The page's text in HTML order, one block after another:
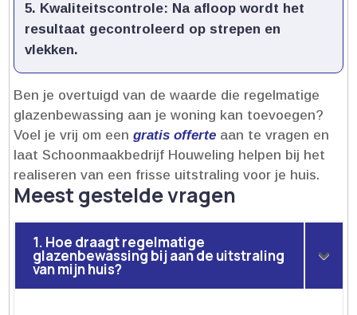
Kwaliteitscontrole: Na afloop wordt het
resultaat gecontroleerd op strepen en
vlekken.​
Ben je overtuigd van de waarde die regelmatige
glazenbewassing aan je woning kan toevoegen?
Voel je vrij om eengratis offerte aan te vragen en
laat Schoonmaakbedrijf Houweling helpen bij het
realiseren van een frisse uitstraling voor je huis.​
Meest gestelde vragen
1. Hoe draagt regelmatige
glazenbewassing bij aan de uitstraling
van mijn huis?